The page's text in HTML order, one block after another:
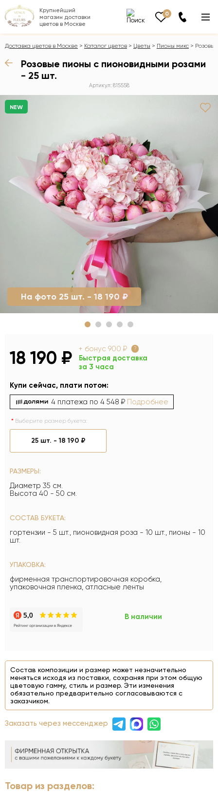
Крупнейший
магазин доставки
цветов в Москве
0
Доставка цветов в Москве Каталог цветов Цветы Пионы микс
Розовые пионы с пионовидными розами
- 25 шт.
Артикул: 815558
На фото 25 шт. - 18 190 ₽
NEW
18 190 ₽ + бонус 900 ₽ ?
Быстрая доставка
за 3 часа
Купи сейчас, плати потом:
4 платежа по 4 548 ₽ Подробнее
Выберите размер букета:
25 шт. -18 190 ₽
РАЗМЕРЫ:
Диаметр 35 см.
Высота 40 - 50 см.
СОСТАВ БУКЕТА:
гортензии - 5 шт., пионовидная роза - 10 шт., пионы - 10
шт.
УПАКОВКА:
фирменная транспортировочная коробка,
упаковочная пленка, атласные ленты
В наличии
Состав композиции и размер может незначительно
меняться исходя из поставки, сохраняя при этом общую
цветовую гамму, стиль и размер. Эти изменения
обязательно предварительно согласовываются с
заказчиком.
Заказать через мессенджер
Товар из разделов: